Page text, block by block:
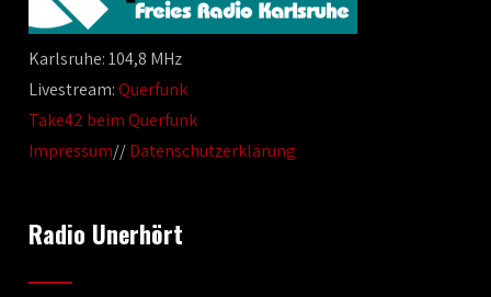
Karlsruhe: 104,8 MHz
Livestream:Querfunk
Take42 beim Querfunk
Impressum//Datenschutzerklärung
Radio Unerhört